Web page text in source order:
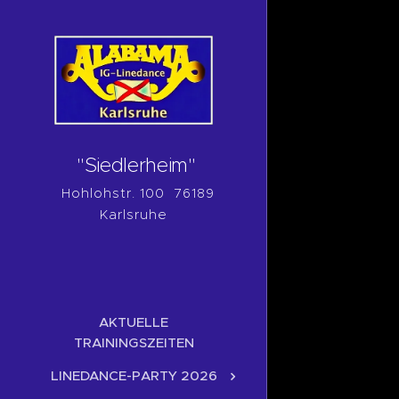
"Siedlerheim"
Hohlohstr. 100 76189
Karlsruhe
AKTUELLE
TRAININGSZEITEN
LINEDANCE-PARTY 2026